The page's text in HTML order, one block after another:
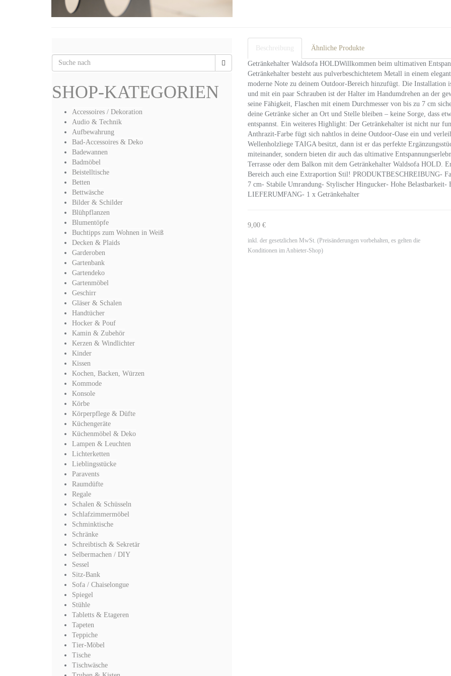
Beschreibung Ähnliche Produkte
Getränkehalter Waldsofa HOLDWillkommen beim ultimativen
Getränkehalter besteht aus pulverbeschichtetem Metall in einem
moderne Note zu deinem Outdoor-Bereich hinzufügt. Die
und mit ein paar Schrauben ist der Halter im Handumdrehen an der
seine Fähigkeit, Flaschen mit einem Durchmesser von bis zu 7 cm
deine Getränke sicher an Ort und Stelle bleiben – keine Sorge, dass
entspannst. Ein weiteres Highlight: Der Getränkehalter ist nicht nur
Anthrazit-Farbe fügt sich nahtlos in deine Outdoor-Oase ein und
Wellenholzliege TAIGA besitzt, dann ist er das perfekte
miteinander, sondern bieten dir auch das ultimative
Terrasse oder dem Balkon mit dem Getränkehalter Waldsofa HOLD.
Bereich auch eine Extraportion Stil! PRODUKTBESCHREIBUNG-
7 cm- Stabile Umrandung- Stylischer Hingucker- Hohe Belastbarkeit-
LIEFERUMFANG- 1 x Getränkehalter
9,00 €
inkl. der gesetzlichen MwSt. (Preisänderungen vorbehalten, es gelten die
Konditionen im Anbieter-Shop)
SHOP-KATEGORIEN
Accessoires / Dekoration
Audio & Technik
Aufbewahrung
Bad-Accessoires & Deko
Badewannen
Badmöbel
Beistelltische
Betten
Bettwäsche
Bilder & Schilder
Blühpflanzen
Blumentöpfe
Buchtipps zum Wohnen in Weiß
Decken & Plaids
Garderoben
Gartenbank
Gartendeko
Gartenmöbel
Geschirr
Gläser & Schalen
Handtücher
Hocker & Pouf
Kamin & Zubehör
Kerzen & Windlichter
Kinder
Kissen
Kochen, Backen, Würzen
Kommode
Konsole
Körbe
Körperpflege & Düfte
Küchengeräte
Küchenmöbel & Deko
Lampen & Leuchten
Lichterketten
Lieblingsstücke
Paravents
Raumdüfte
Regale
Schalen & Schüsseln
Schlafzimmermöbel
Schminktische
Schränke
Schreibtisch & Sekretär
Selbermachen / DIY
Sessel
Sitz-Bank
Sofa / Chaiselongue
Spiegel
Stühle
Tabletts & Etageren
Tapeten
Teppiche
Tier-Möbel
Tische
Tischwäsche